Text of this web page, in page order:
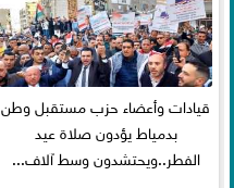
قيادات وأعضاء حزب مستقبل وطن
بدمياط يؤدون صلاة عيد
الفطر..ويحتشدون وسط آلاف...